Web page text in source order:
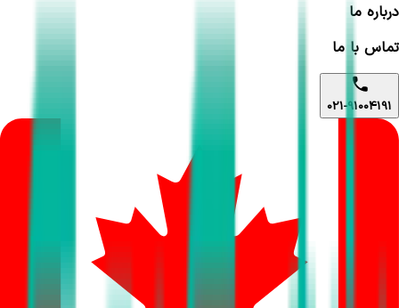
درباره ما
تماس با ما
021-91004191